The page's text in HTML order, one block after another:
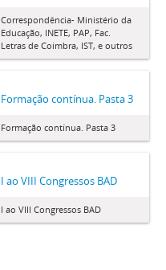
Correspondência- Ministério da
Educação, INETE, PAP, Fac.
Letras de Coimbra, IST, e outros
Formação contínua. Pasta 3
Formação contínua. Pasta 3
I ao VIII Congressos BAD
I ao VIII Congressos BAD